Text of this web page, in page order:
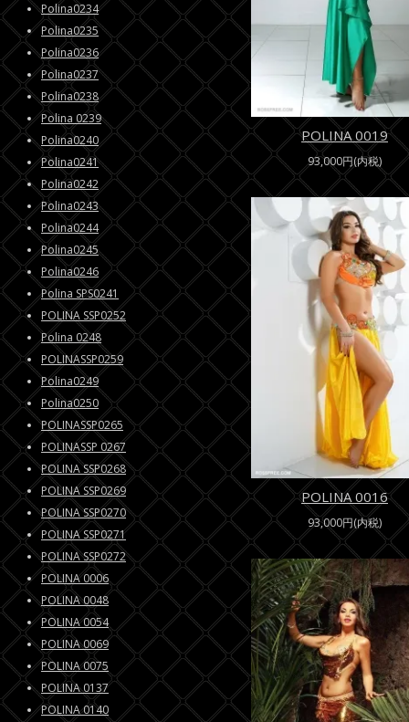
POLINA 0019
93,000円(内税)
POLINA 0016
93,000円(内税)
Polina0234
Polina0235
Polina0236
Polina0237
Polina0238
Polina 0239
Polina0240
Polina0241
Polina0242
Polina0243
Polina0244
Polina0245
Polina0246
Polina SPS0241
POLINA SSP0252
Polina 0248
POLINASSP0259
Polina0249
Polina0250
POLINASSP0265
POLINASSP 0267
POLINA SSP0268
POLINA SSP0269
POLINA SSP0270
POLINA SSP0271
POLINA SSP0272
POLINA 0006
POLINA 0048
POLINA 0054
POLINA 0069
POLINA 0075
POLINA 0137
POLINA 0140